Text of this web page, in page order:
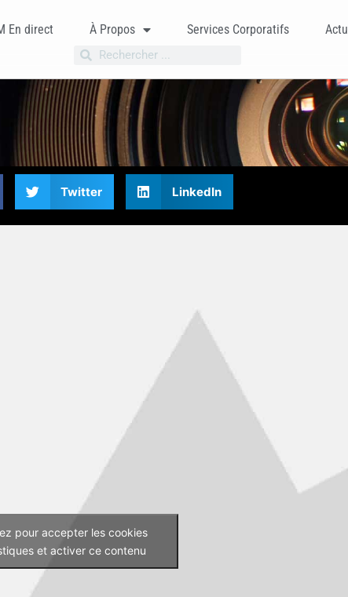
En direct À Propos Services Corporatifs
Twitter LinkedIn
pour accepter les cookies
et activer ce contenu